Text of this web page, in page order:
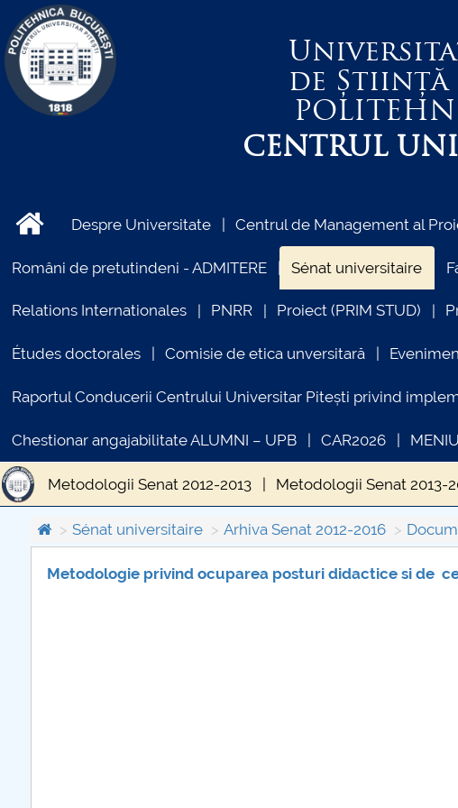
de Știință
CENTRUL
Despre Universitate Centrul de Management al
Români de pretutindeni - ADMITERE Sénat universitaire
Relations Internationales PNRR Proiect (PRIM STUD)
Études doctorales Comisie de etica unversitară
Raportul Conducerii Centrului Universitar Pitești privind
Chestionar angajabilitate ALUMNI – UPB CAR2026
Metodologii Senat 2012-2013 Metodologii Senat 2013-
Sénat universitaire Arhiva Senat 2012-2016
Metodologie privind ocuparea posturi didactice si de